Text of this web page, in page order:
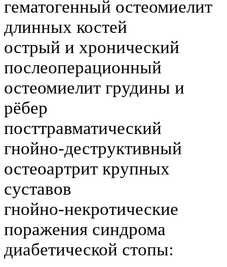
гематогенный остеомиелит
длинных костей
острый и хронический
послеоперационный
остеомиелит грудины и
рёбер
посттравматический
гнойно-деструктивный
остеоартрит крупных
суставов
гнойно-некротические
поражения синдрома
диабетической стопы: